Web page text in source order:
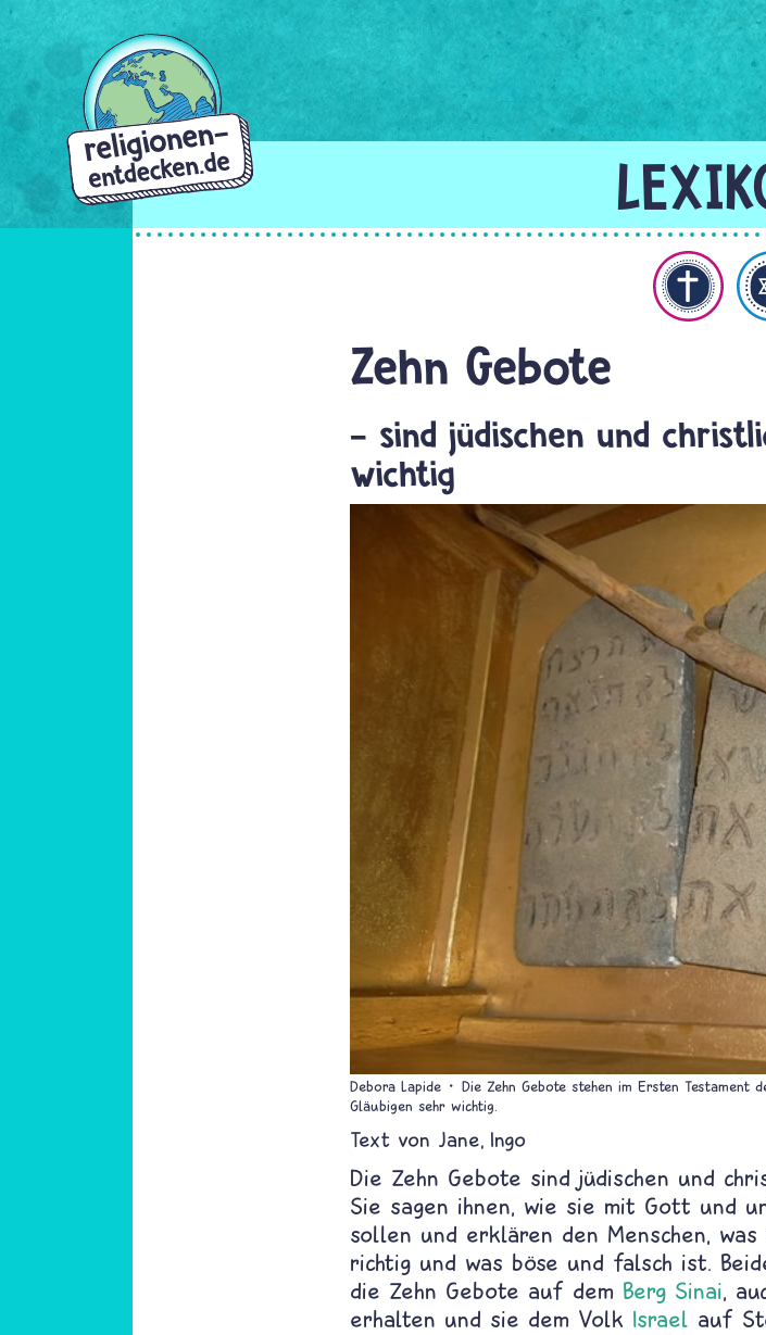
Direkt
Zehn Gebote
- sind jüdischen und
wichtig
Debora Lapide
Die Zehn Gebote stehen im Ersten Testament
Gläubigen sehr wichtig.
Text von Jane Ingo
Die Zehn Gebote sind jüdischen und
Sie sagen ihnen, wie sie mit Gott und
sollen und erklären den Menschen,
richtig und was böse und falsch ist.
die Zehn Gebote auf dem Berg Sinai,
erhalten und sie dem Volk Israel auf